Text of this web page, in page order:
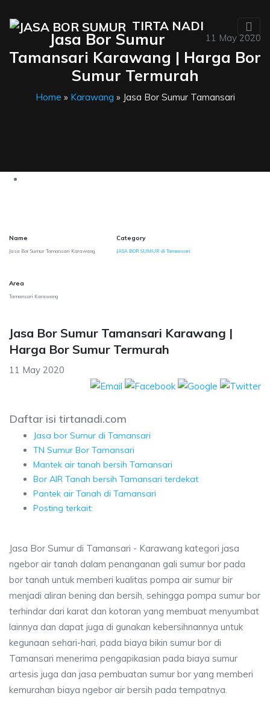
TIRTA NADI
11 May 2020
Jasa Bor Sumur
Tamansari Karawang | Harga Bor
Sumur Termurah
Home » Karawang » Jasa Bor Sumur Tamansari
Name
Jasa Bor Sumur Tamansari Karawang
Category
JASA BOR SUMUR di Tamansari
Area
Tamansari Karawang
Jasa Bor Sumur Tamansari Karawang |
Harga Bor Sumur Termurah
11 May 2020
Daftar isi tirtanadi.com
Jasa bor Sumur di Tamansari
TN Sumur Bor Tamansari
Mantek air tanah bersih Tamansari
Bor AIR Tanah bersih Tamansari terdekat
Pantek air Tanah di Tamansari
Posting terkait:
Jasa Bor Sumur di Tamansari - Karawang kategori jasa
ngebor air tanah dalam penanganan gali sumur bor pada
bor tanah untuk memberi kualitas pompa air sumur bir
menjadi aliran bening dan bersih, sehingga pompa sumur bor
terhindar dari karat dan kotoran yang membuat menyumbat
lainnya dan dapat juga di gunakan kebersihnannya untuk
kegunaan sehari-hari, pada biaya bikin sumur bor di
Tamansari menerima pengapikasian pada biaya sumur
artesis juga dan jasa pembuatan sumur bor yang memberi
kemurahan biaya ngebor air bersih pada tempatnya.